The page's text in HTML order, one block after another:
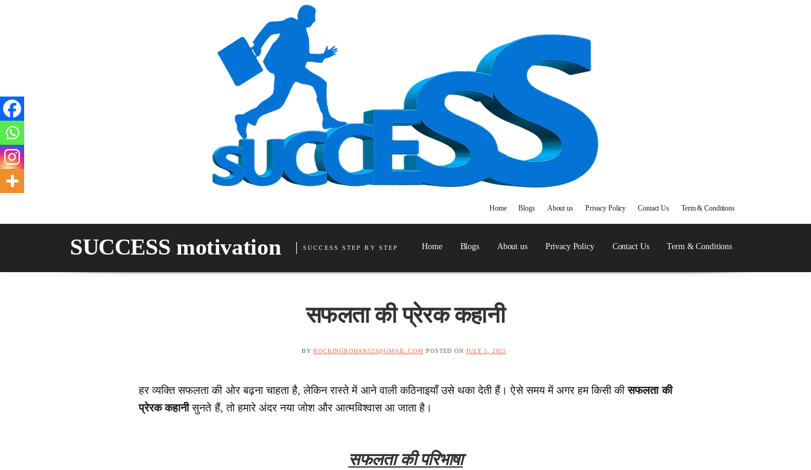
Home Blogs About us Privacy Policy Contact Us Term & Conditions
SUCCESS motivation SUCCESS STEP BY STEP Home Blogs About us Privacy Policy Contact Us Term & Conditions
सफलता की प्रेरक कहानी
BYROCKINGROHAN523@GMAIL.COM POSTED ONJULY 5, 2025
हर व्यक्ति सफलता की ओर बढ़ना चाहता है, लेकिन रास्ते में आने वाली कठिनाइयाँ उसे थका देती हैं। ऐसे समय में अगर हम किसी कीसफलता की
प्रेरक कहानीसुनते हैं, तो हमारे अंदर नया जोश और आत्मविश्वास आ जाता है।
सफलता की परिभाषा